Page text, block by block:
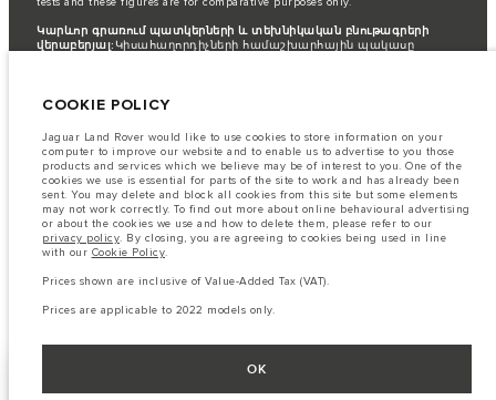
Կարևոր գրառում պատկերների և տեխնիկական բնութագրերի
վերաբերյալ:Կիսահաղորդիչների համաշխարհային պակասը
օգտագործվող պատկերները կարող են ամբողջությամբ
գունային սխեմաների ընթացիկ տեխնիկական բնութագրերը:
Խնդրում ենք խորհրդակցել ձեր մանրածախ վաճառողի հետ, ով
կկարողանա ներկայացնել ձեզ առկա ցանկացած
սահմանափակում՝ ճիշտ ընտրություն կատարելու համար
The information, specification, engines and colours on this website are based
on European specification and may vary from market to market and are
subject to change without notice. Some vehicles are shown with optional
equipment that may not be available in all markets. Please contact your
local retailer for local availability and prices.
Prices shown are inclusive of Value-Added Tax (VAT).
Prices are applicable to 2026 models only.
COOKIE POLICY
Jaguar Land Rover would like to use cookies to store information on your
computer to improve our website and to enable us to advertise to you those
products and services which we believe may be of interest to you. One of the
cookies we use is essential for parts of the site to work and has already been
sent. You may delete and block all cookies from this site but some elements
may not work correctly. To find out more about online behavioural advertising
or about the cookies we use and how to delete them, please refer to our
privacy policy. By closing, you are agreeing to cookies being used in line
with our Cookie Policy.
Prices shown are inclusive of Value-Added Tax (VAT).
Prices are applicable to 2022 models only.
OK
SHOW MORE
ՀԱՄԱԿԱՐԳԵՐ